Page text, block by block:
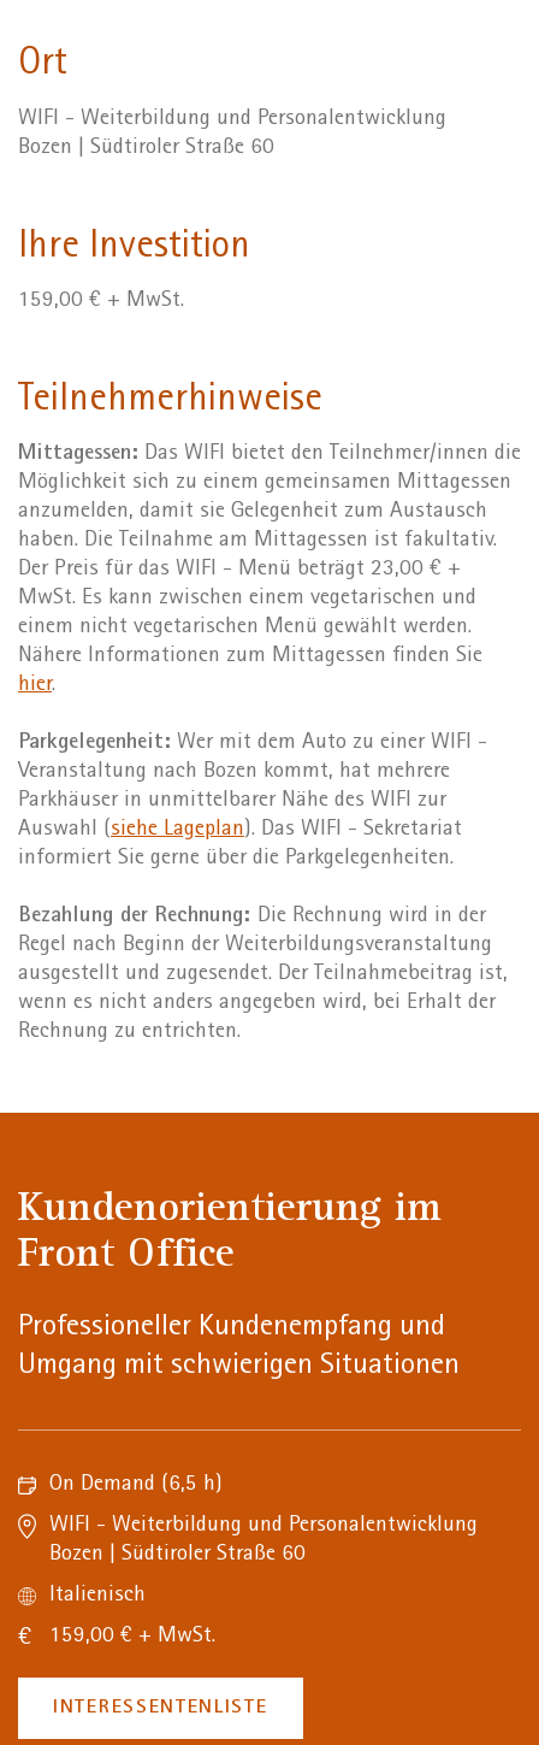
Ort
WIFI - Weiterbildung und Personalentwicklung
Bozen | Südtiroler Straße 60
Ihre Investition
159,00 € + MwSt.
Teilnehmerhinweise
Mittagessen: Das WIFI bietet den Teilnehmer/innen die
Möglichkeit sich zu einem gemeinsamen Mittagessen
anzumelden, damit sie Gelegenheit zum Austausch
haben. Die Teilnahme am Mittagessen ist fakultativ.
Der Preis für das WIFI - Menü beträgt 23,00 € +
MwSt. Es kann zwischen einem vegetarischen und
einem nicht vegetarischen Menü gewählt werden.
Nähere Informationen zum Mittagessen finden Sie
hier.
Parkgelegenheit: Wer mit dem Auto zu einer WIFI -
Veranstaltung nach Bozen kommt, hat mehrere
Parkhäuser in unmittelbarer Nähe des WIFI zur
Auswahl (siehe Lageplan). Das WIFI - Sekretariat
informiert Sie gerne über die Parkgelegenheiten.
Bezahlung der Rechnung: Die Rechnung wird in der
Regel nach Beginn der Weiterbildungsveranstaltung
ausgestellt und zugesendet. Der Teilnahmebeitrag ist,
wenn es nicht anders angegeben wird, bei Erhalt der
Rechnung zu entrichten.
Kundenorientierung im
Front Office
Professioneller Kundenempfang und
Umgang mit schwierigen Situationen
On Demand (6,5 h)
WIFI - Weiterbildung und Personalentwicklung
Bozen | Südtiroler Straße 60
Italienisch
159,00 € + MwSt.
INTERESSENTENLISTE